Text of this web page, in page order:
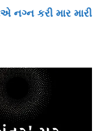
નગ્ન કરી માર મારી